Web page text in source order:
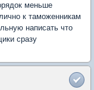
меньше
к таможенникам
написать что
сразу